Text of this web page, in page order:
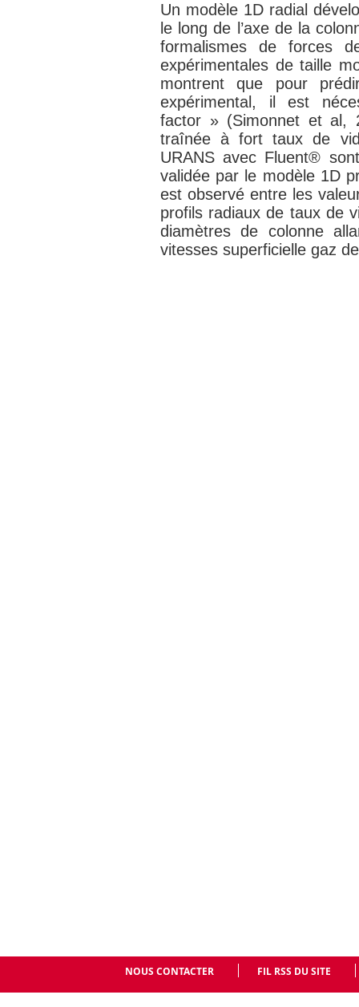
Un modèle 1D radial
le long de l’axe de la
formalismes de forces
expérimentales de taille
montrent que pour
expérimental, il est
factor » (Simonnet et al,
traînée à fort taux de
URANS avec Fluent®
validée par le modèle 1D
est observé entre les
profils radiaux de taux de
diamètres de colonne
vitesses superficielle gaz
NOUS CONTACTER FIL RSS DU SITE